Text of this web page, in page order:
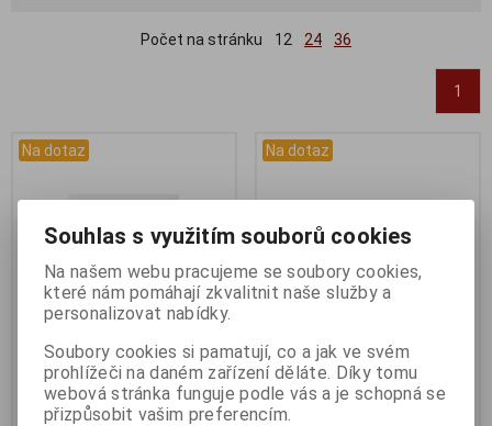
Počet na stránku 12 24 36
1
Na dotaz
Dotaz na zboží
Katalogové číslo: DOTAZ
Záruka (měsíců):24
Na dotaz
Představec Ergotec 2
Katalogové číslo:30297
Záruka (měsíců):
Souhlas s využitím souborů cookies
Na našem webu pracujeme se soubory cookies,
které nám pomáhají zkvalitnit naše služby a
personalizovat nabídky.
Soubory cookies si pamatují, co a jak ve svém
prohlížeči na daném zařízení děláte. Díky tomu
webová stránka funguje podle vás a je schopná se
přizpůsobit vašim preferencím.